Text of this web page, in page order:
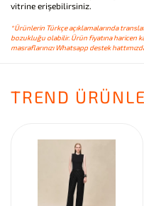
vitrine erişebilirsiniz.
*Ürünlerin Türkçe açıklamalarında
bozukluğu olabilir. Ürün fiyatına haricen
masraflarınızı Whatsapp destek
TREND